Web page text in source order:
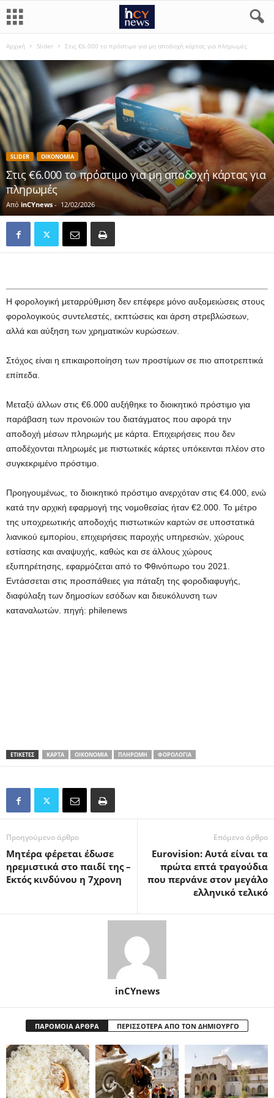
Αρχική Slider Στις €6.000 το πρόστιμο για μη αποδοχή κάρτας για πληρωμές
SLIDER ΟΙΚΟΝΟΜΙΑ
Στις €6.000 το πρόστιμο για μη αποδοχή κάρτας για
πληρωμές
Από inCYnews - 12/02/2026
Η φορολογική μεταρρύθμιση δεν επέφερε μόνο αυξομειώσεις στους
φορολογικούς συντελεστές, εκπτώσεις και άρση στρεβλώσεων,
αλλά και αύξηση των χρηματικών κυρώσεων.
Στόχος είναι η επικαιροποίηση των προστίμων σε πιο αποτρεπτικά
επίπεδα.
Μεταξύ άλλων στις €6.000 αυξήθηκε το διοικητικό πρόστιμο για
παράβαση των προνοιών του διατάγματος που αφορά την
αποδοχή μέσων πληρωμής με κάρτα. Επιχειρήσεις που δεν
αποδέχονται πληρωμές με πιστωτικές κάρτες υπόκεινται πλέον στο
συγκεκριμένο πρόστιμο.
Προηγουμένως, το διοικητικό πρόστιμο ανερχόταν στις €4.000, ενώ
κατά την αρχική εφαρμογή της νομοθεσίας ήταν €2.000. Το μέτρο
της υποχρεωτικής αποδοχής πιστωτικών καρτών σε υποστατικά
λιανικού εμπορίου, επιχειρήσεις παροχής υπηρεσιών, χώρους
εστίασης και αναψυχής, καθώς και σε άλλους χώρους
εξυπηρέτησης, εφαρμόζεται από το Φθινόπωρο του 2021.
Εντάσσεται στις προσπάθειες για πάταξη της φοροδιαφυγής,
διαφύλαξη των δημοσίων εσόδων και διευκόλυνση των
καταναλωτών. πηγή: philenews
ΕΤΙΚΕΤΕΣ ΚΆΡΤΑ ΟΙΚΟΝΟΜΊΑ ΠΛΗΡΩΜΉ ΦΟΡΟΛΟΓΊΑ
Προηγούμενο άρθρο
Μητέρα φέρεται έδωσε
ηρεμιστικά στο παιδί της –
Εκτός κινδύνου η 7χρονη
Επόμενο άρθρο
Eurovision: Αυτά είναι τα
πρώτα επτά τραγούδια
που περνάνε στον μεγάλο
ελληνικό τελικό
inCYnews
ΠΑΡΟΜΟΙΑ ΑΡΘΡΑ ΠΕΡΙΣΣΟΤΕΡΑ ΑΠΟ ΤΟΝ ΔΗΜΙΟΥΡΓΟ